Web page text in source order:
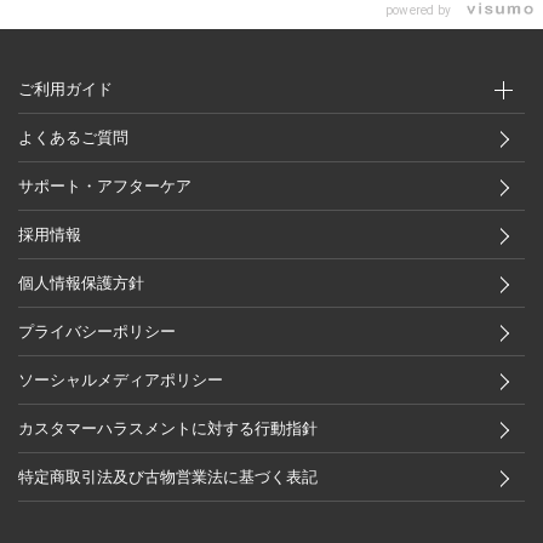
powered by
ご利用ガイド
よくあるご質問
サポート・アフターケア
採用情報
個人情報保護方針
プライバシーポリシー
ソーシャルメディアポリシー
カスタマーハラスメントに対する行動指針
特定商取引法及び古物営業法に基づく表記